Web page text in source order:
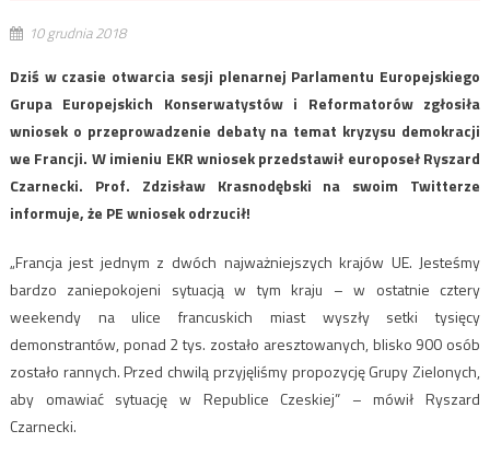
10 grudnia 2018
Dziś w czasie otwarcia sesji plenarnej Parlamentu Europejskiego
Grupa Europejskich Konserwatystów i Reformatorów zgłosiła
wniosek o przeprowadzenie debaty na temat kryzysu demokracji
we Francji. W imieniu EKR wniosek przedstawił europoseł Ryszard
Czarnecki. Prof. Zdzisław Krasnodębski na swoim Twitterze
informuje, że PE wniosek odrzucił!
„Francja jest jednym z dwóch najważniejszych krajów UE. Jesteśmy
bardzo zaniepokojeni sytuacją w tym kraju – w ostatnie cztery
weekendy na ulice francuskich miast wyszły setki tysięcy
demonstrantów, ponad 2 tys. zostało aresztowanych, blisko 900 osób
zostało rannych. Przed chwilą przyjęliśmy propozycję Grupy Zielonych,
aby omawiać sytuację w Republice Czeskiej” – mówił Ryszard
Czarnecki.